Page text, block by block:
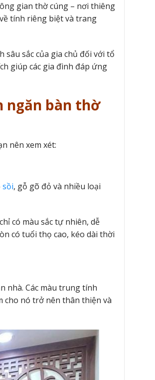
gian thờ cúng – nơi thiêng
tính riêng biệt và trang
sắc của gia chủ đối với tổ
giúp các gia đình đáp ứng
ngăn bàn thờ
nên xem xét:
sồi, gỗ gõ đỏ và nhiều loại
có màu sắc tự nhiên, dễ
có tuổi thọ cao, kéo dài thời
nhà. Các màu trung tính
cho nó trở nên thân thiện và